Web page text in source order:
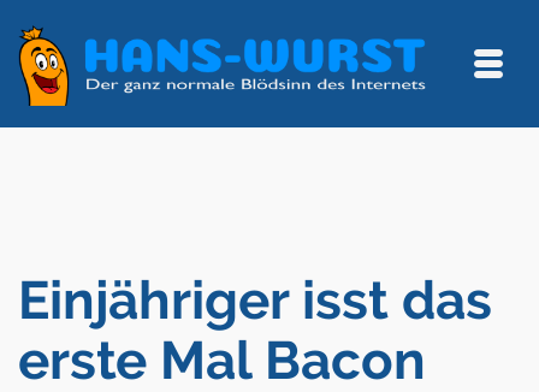
Einjähriger isst das
erste Mal Bacon